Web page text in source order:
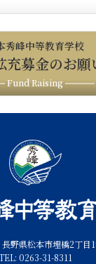
秀峰中等教育学校
充募金のお願
Fund Raising
野県松本市埋橋2丁目
0263-31-8311